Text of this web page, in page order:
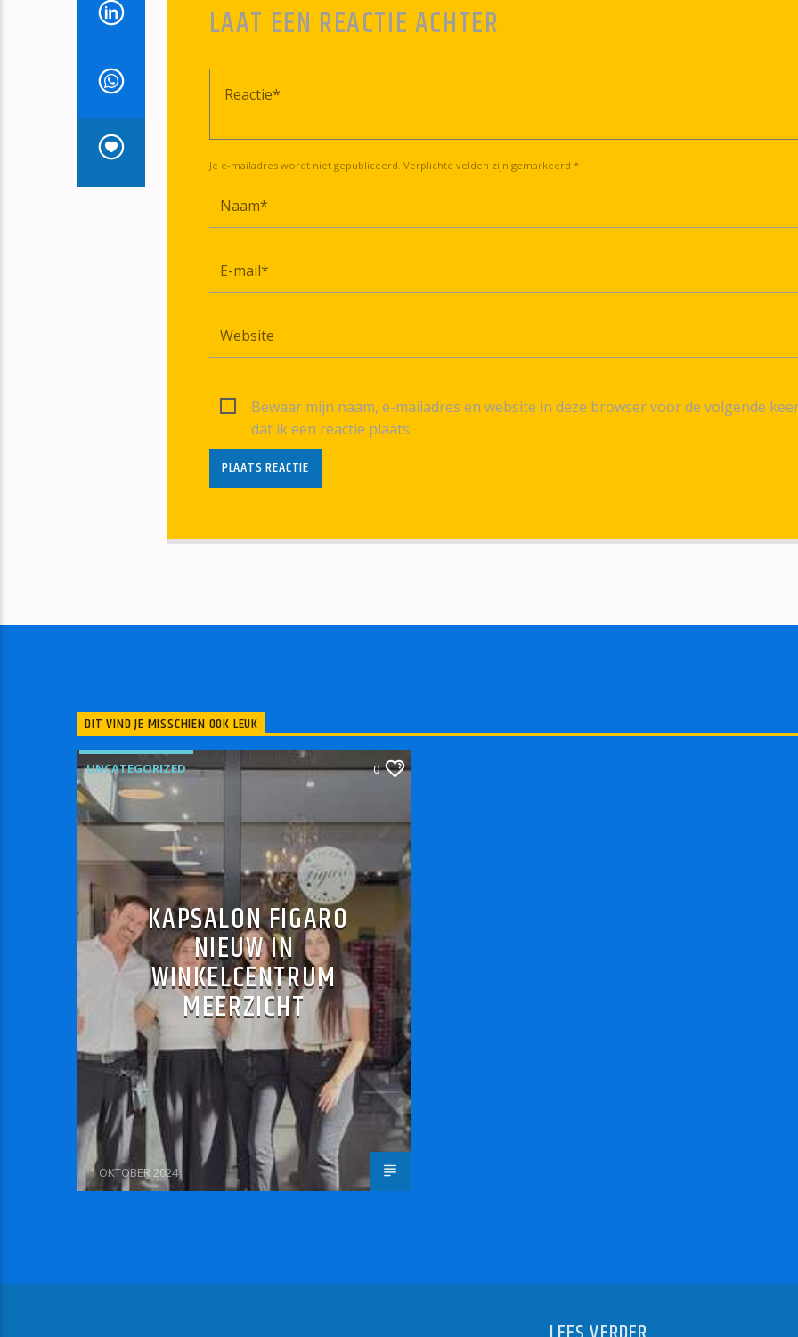
LAAT EEN REACTIE ACHTER
Je e-mailadres wordt niet gepubliceerd. Verplichte velden zijn gemarkeerd *
Bewaar mijn naam, e-mailadres en website in deze browser voor de volgende
dat ik een reactie plaats.
DIT VIND JE MISSCHIEN OOK LEUK
UNCATEGORIZED 0
KAPSALON FIGARO
NIEUW IN
WINKELCENTRUM
MEERZICHT
1 OKTOBER 2024